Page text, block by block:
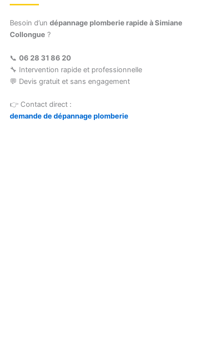
Besoin d’un dépannage plomberie rapide à Simiane
Collongue ?
📞 06 28 31 86 20
🔧 Intervention rapide et professionnelle
💬 Devis gratuit et sans engagement
👉 Contact direct :
demande de dépannage plomberie